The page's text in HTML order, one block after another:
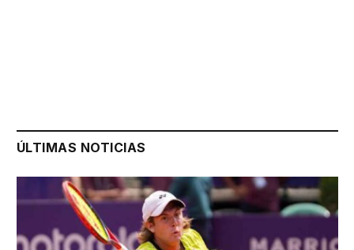
ÚLTIMAS NOTICIAS